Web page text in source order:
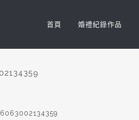
首頁 婚禮紀錄作品